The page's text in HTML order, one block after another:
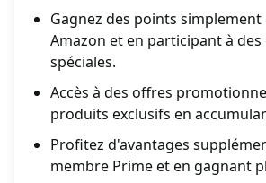
Gagnez des points
Amazon et en participant à
spéciales.
Accès à des offres
produits exclusifs en
Profitez d'avantages
membre Prime et en gagnant